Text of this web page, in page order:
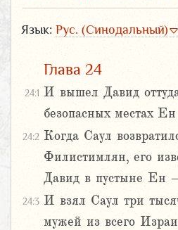
Язык: Рус. (Синодальный)
Глава 24
24:1 И вышел Давид
безопасных местах
24:2 Когда Саул
Филистимлян, его
Давид в пустыне Ен
24:3 И взял Саул три
мужей из всего